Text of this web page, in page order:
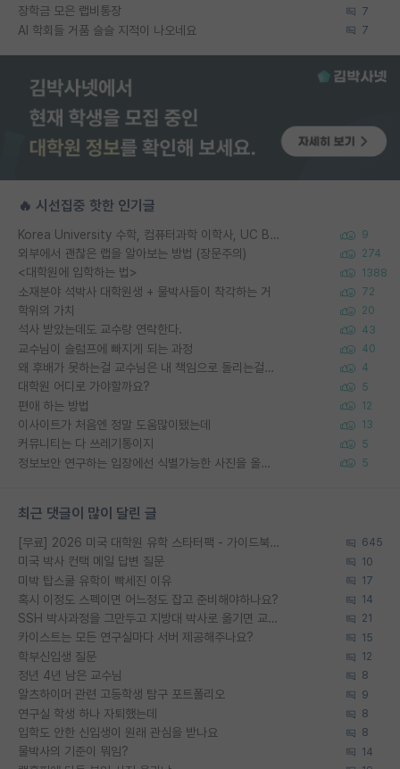
장학금 모은 랩비통장 7
AI 학회들 거품 슬슬 지적이 나오네요 7
🔥 시선집중 핫한 인기글
Korea University 수학, 컴퓨터과학 이학사, UC Berkeley 산업공학 대학원 공학박사가 되는 것은 쉽지 않겠죠? 9
외부에서 괜찮은 랩을 알아보는 방법 (장문주의) 274
<대학원에 입학하는 법> 1388
소재분야 석박사 대학원생 + 물박사들이 착각하는 거 72
학위의 가치 20
석사 받았는데도 교수랑 연락한다. 43
교수님이 슬럼프에 빠지게 되는 과정 40
왜 후배가 못하는걸 교수님은 내 책임으로 돌리는걸까요? 4
대학원 어디로 가야할까요? 5
편애 하는 방법 12
이사이트가 처음엔 정말 도움많이됐는데 13
커뮤니티는 다 쓰레기통이지 5
정보보안 연구하는 입장에선 식별가능한 사진을 올리는건 비추이긴함 5
최근 댓글이 많이 달린 글
[무료] 2026 미국 대학원 유학 스타터팩 - 가이드북 & 합격자 컨택메일 템플릿 645
미국 박사 컨택 메일 답변 질문 10
미박 탑스쿨 유학이 빡세진 이유 17
혹시 이정도 스펙이면 어느정도 잡고 준비해야하나요? 14
SSH 박사과정을 그만두고 지방대 박사로 옮기면 교수의 꿈은 끝일까요? 21
카이스트는 모든 연구실마다 서버 제공해주나요? 15
학부신입생 질문 12
정년 4년 남은 교수님 8
알츠하이머 관련 고등학생 탐구 포트폴리오 9
연구실 학생 하나 자퇴했는데 8
입학도 안한 신입생이 원래 관심을 받나요 8
물박사의 기준이 뭐임? 14